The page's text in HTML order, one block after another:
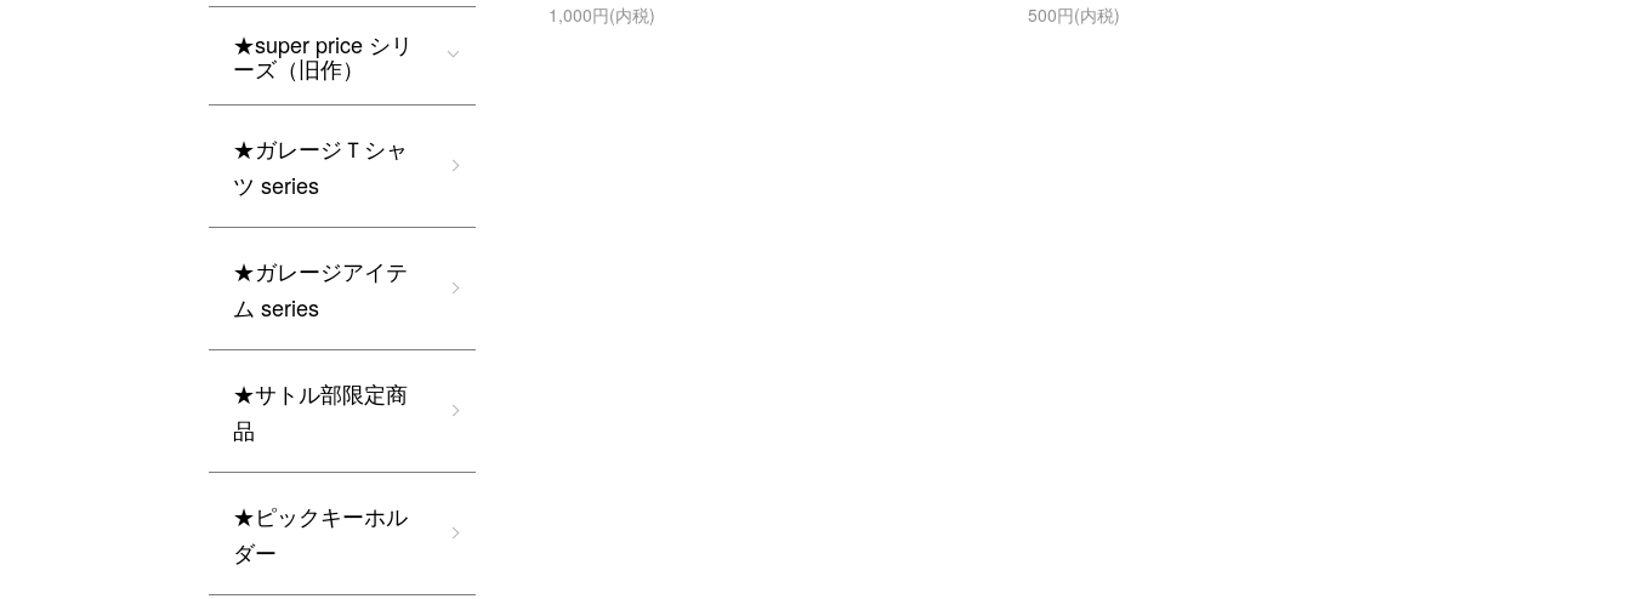
1,000円(内税)
500円(内税)
★super price シリ
ーズ（旧作）
★ガレージＴシャ
ツ series
★ガレージアイテ
ム series
★サトル部限定商
品
★ピックキーホル
ダー